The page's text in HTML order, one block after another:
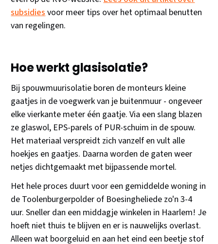
subsidiesvoor meer tips over het optimaal benutten
van regelingen.
Hoe werkt glasisolatie?
Bij spouwmuurisolatie boren de monteurs kleine
gaatjes in de voegwerk van je buitenmuur - ongeveer
elke vierkante meter één gaatje. Via een slang blazen
ze glaswol, EPS-parels of PUR-schuim in de spouw.
Het materiaal verspreidt zich vanzelf en vult alle
hoekjes en gaatjes. Daarna worden de gaten weer
netjes dichtgemaakt met bijpassende mortel.
Het hele proces duurt voor een gemiddelde woning in
de Toolenburgerpolder of Boesingheliede zo'n 3-4
uur. Sneller dan een middagje winkelen in Haarlem! Je
hoeft niet thuis te blijven en er is nauwelijks overlast.
Alleen wat boorgeluid en aan het eind een beetje stof